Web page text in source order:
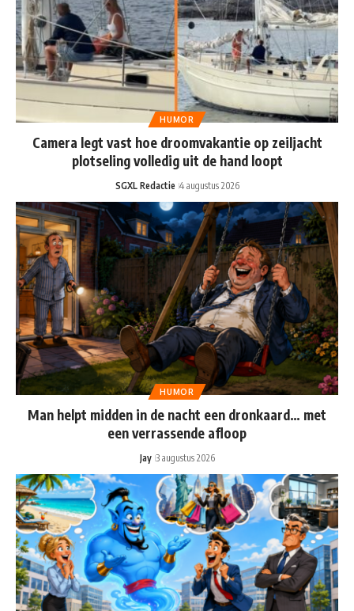
HUMOR
Camera legt vast hoe droomvakantie op zeiljacht
plotseling volledig uit de hand loopt
SGXL Redactie 4 augustus 2026
HUMOR
Man helpt midden in de nacht een dronkaard… met
een verrassende afloop
Jay 3 augustus 2026